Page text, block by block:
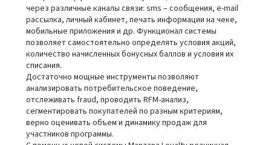
через различные каналы связи: sms – сообщения, e-mail
рассылка, личный кабинет, печать информации на чеке,
мобильные приложения и др. Функционал системы
позволяет самостоятельно определять условия акций,
количество начисленных бонусных баллов и условия их
списания.
Достаточно мощные инструменты позволяют
анализировать потребительское поведение,
отслеживать fraud, проводить RFM-анализ,
сегментировать покупателей по разным критериям,
верно оценивать объем и динамику продаж для
участников программы.